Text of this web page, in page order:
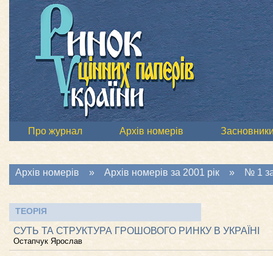
Про журнал Архів номерів
Архів номерів » Архів номерів за 2001 рік » № 1
ТЕОРІЯ
СУТЬ ТА СТРУКТУРА ГРОШОВОГО РИНКУ В УКРАЇНІ
Остапчук Ярослав